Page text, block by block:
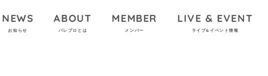
NEWS
お知らせ
ABOUT
パレプロとは
MEMBER
メンバー
LIVE & EVENT
ライブ&イベント情報